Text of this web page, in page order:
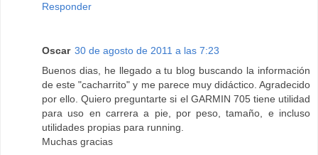
Responder
Oscar 30 de agosto de 2011 a las 7:23
Buenos dias, he llegado a tu blog buscando la información
de este "cacharrito" y me parece muy didáctico. Agradecido
por ello. Quiero preguntarte si el GARMIN 705 tiene utilidad
para uso en carrera a pie, por peso, tamaño, e incluso
utilidades propias para running.
Muchas gracias